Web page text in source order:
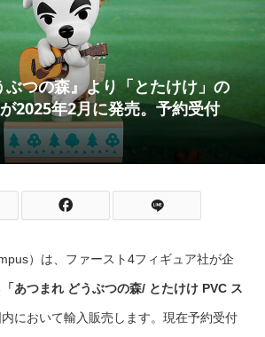
ぶつの森』より「とたけけ」の
2025年2月に発売。予約受付
）は、ファースト4フィギュア社が企
「あつまれ どうぶつの森/ とたけけ PVC ス
において輸入販売します。現在予約受付